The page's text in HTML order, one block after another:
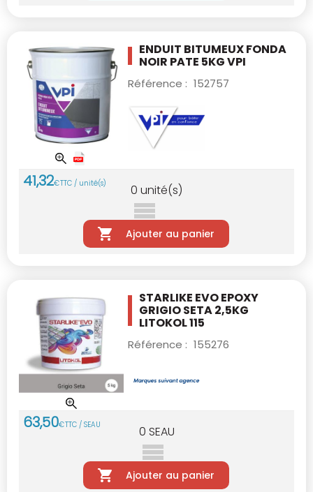
ENDUIT BITUMEUX FONDA
NOIR PATE 5KG VPI
Référence : 152757
41,32€TTC / unité(s) 0 unité(s)
Ajouter au panier
STARLIKE EVO EPOXY
GRIGIO SETA 2,5KG
LITOKOL 115
Référence : 155276
63,50€TTC / SEAU 0 SEAU
Ajouter au panier